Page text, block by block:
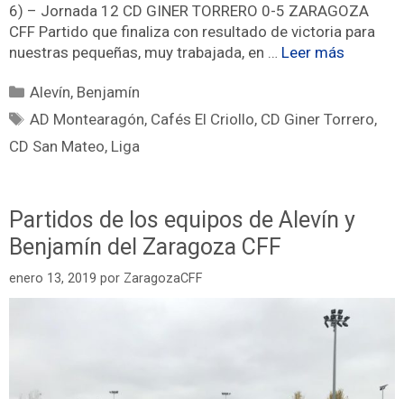
6) – Jornada 12 CD GINER TORRERO 0-5 ZARAGOZA
CFF Partido que finaliza con resultado de victoria para
nuestras pequeñas, muy trabajada, en … Leer más
Alevín, Benjamín
AD Montearagón, Cafés El Criollo, CD Giner Torrero,
CD San Mateo, Liga
Partidos de los equipos de Alevín y
Benjamín del Zaragoza CFF
enero 13, 2019 por ZaragozaCFF